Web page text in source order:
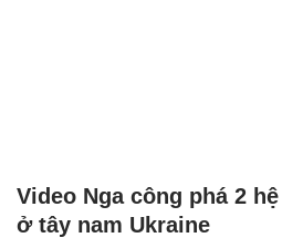
Video Nga công phá 2
ở tây nam Ukraine